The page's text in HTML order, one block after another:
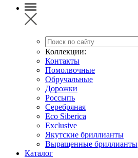
Коллекции:
Контакты
Помолвочные
Обручальные
Дорожки
Россыпь
Серебряная
Eco Siberica
Exclusive
Якутские бриллианты
Выращенные бриллианты
Каталог